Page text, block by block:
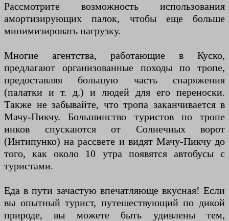
Рассмотрите возможность использования
амортизирующих палок, чтобы еще больше
минимизировать нагрузку.
Многие агентства, работающие в Куско,
предлагают организованные походы по тропе,
предоставляя большую часть снаряжения
(палатки и т. д.) и людей для его переноски.
Также не забывайте, что тропа заканчивается в
Мачу-Пикчу. Большинство туристов по тропе
инков спускаются от Солнечных ворот
(Интипунко) на рассвете и видят Мачу-Пикчу до
того, как около 10 утра появятся автобусы с
туристами.
Еда в пути зачастую впечатляюще вкусная! Если
вы опытный турист, путешествующий по дикой
природе, вы можете быть удивлены тем,